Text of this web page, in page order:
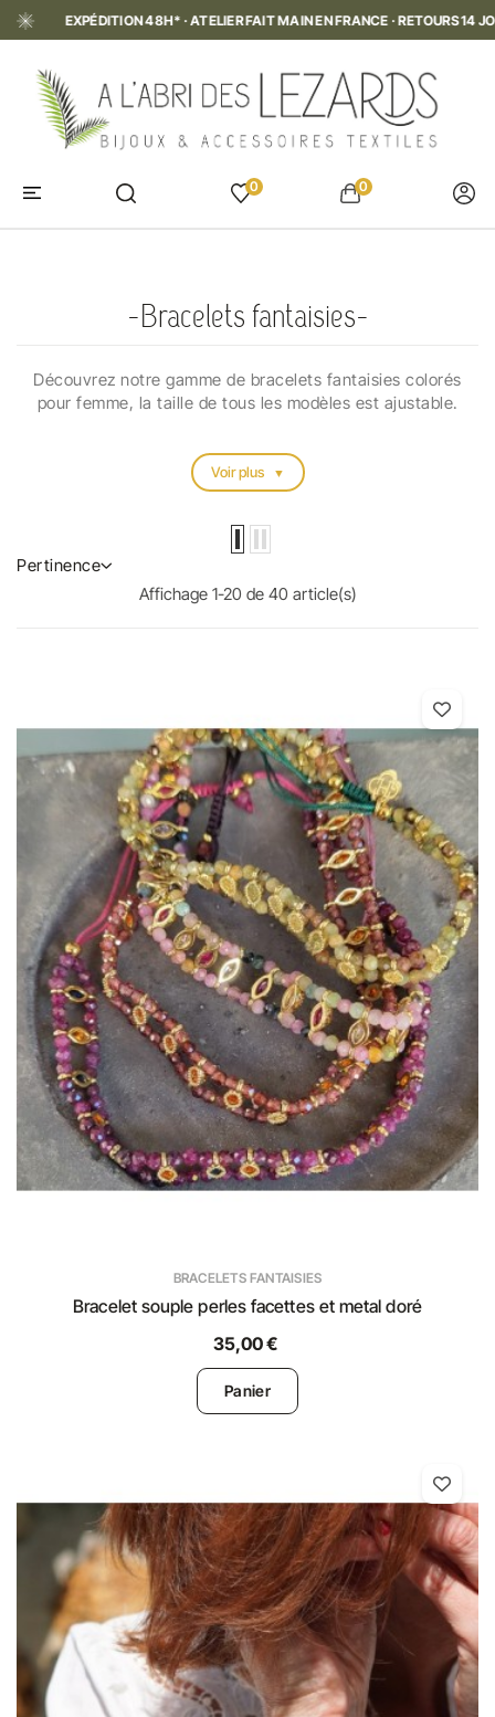
· RETOURS 14 JOURS EXPÉDITION 48H* · ATELIER FAIT MAIN EN
0 0
Bracelets fantaisies
Découvrez notre gamme de bracelets fantaisies colorés
pour femme, la taille de tous les modèles est ajustable.
Voir plus
Pertinence
Affichage 1-20 de 40 article(s)
BRACELETS FANTAISIES
Bracelet souple perles facettes et metal doré
35,00 €
Panier